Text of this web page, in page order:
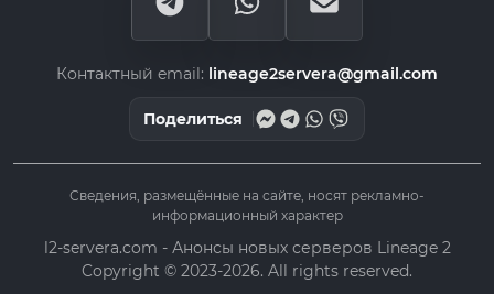
Контактный email: lineage2servera@gmail.com
Поделиться
Сведения, размещённые на сайте, носят рекламно-
информационный характер
l2-servera.com - Анонсы новых серверов Lineage 2
Copyright © 2023-2026. All rights reserved.